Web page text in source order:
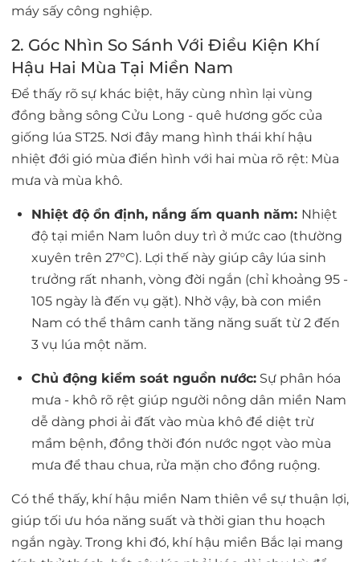
máy sấy công nghiệp.
2. Góc Nhìn So Sánh Với Điều Kiện Khí
Hậu Hai Mùa Tại Miền Nam
Để thấy rõ sự khác biệt, hãy cùng nhìn lại vùng
đồng bằng sông Cửu Long - quê hương gốc của
giống lúa ST25. Nơi đây mang hình thái khí hậu
nhiệt đới gió mùa điển hình với hai mùa rõ rệt: Mùa
mưa và mùa khô.
Nhiệt độ ổn định, nắng ấm quanh năm: Nhiệt
độ tại miền Nam luôn duy trì ở mức cao (thường
xuyên trên 27°C). Lợi thế này giúp cây lúa sinh
trưởng rất nhanh, vòng đời ngắn (chỉ khoảng 95 -
105 ngày là đến vụ gặt). Nhờ vậy, bà con miền
Nam có thể thâm canh tăng năng suất từ 2 đến
3 vụ lúa một năm.
Chủ động kiểm soát nguồn nước: Sự phân hóa
mưa - khô rõ rệt giúp người nông dân miền Nam
dễ dàng phơi ải đất vào mùa khô để diệt trừ
mầm bệnh, đồng thời đón nước ngọt vào mùa
mưa để thau chua, rửa mặn cho đồng ruộng.
Có thể thấy, khí hậu miền Nam thiên về sự thuận lợi,
giúp tối ưu hóa năng suất và thời gian thu hoạch
ngắn ngày. Trong khi đó, khí hậu miền Bắc lại mang